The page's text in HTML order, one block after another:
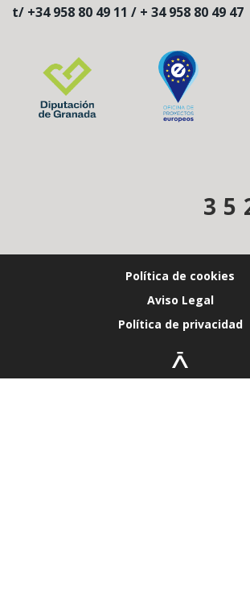
t/ +34 958 80 49 11 / + 34 958 80 49 47
3 5
Política de cookies
Aviso Legal
Política de privacidad